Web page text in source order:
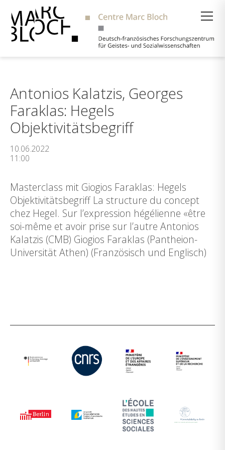
Antonios Kalatzis, Georges
Faraklas: Hegels
Objektivitätsbegriff
10.06.2022
11:00
Masterclass mit Giogios Faraklas: Hegels
Objektivitätsbegriff La structure du concept
chez Hegel. Sur l’expression hégélienne «être
soi-même et avoir prise sur l’autre Antonios
Kalatzis (CMB) Giogios Faraklas (Pantheion-
Universität Athen) (Französisch und Englisch)